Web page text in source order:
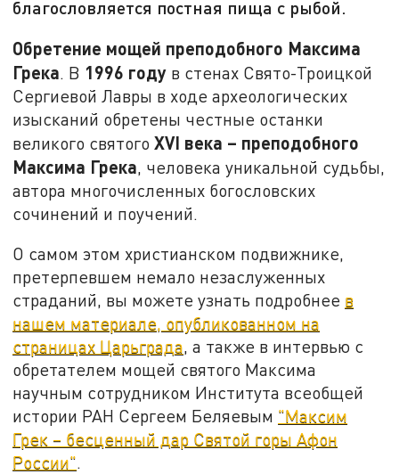
благословляется постная пища с рыбой.
Обретение мощей преподобного Максима
Грека. В 1996 году в стенах Свято-Троицкой
Сергиевой Лавры в ходе археологических
изысканий обретены честные останки
великого святогоXVI века – преподобного
Максима Грека, человека уникальной судьбы,
автора многочисленных богословских
сочинений и поучений.
О самом этом христианском подвижнике,
претерпевшем немало незаслуженных
страданий, вы можете узнать подробнее в
нашем материале, опубликованном на
страницах Царьграда, а также в интервью с
обретателем мощей святого Максима
научным сотрудником Института всеобщей
истории РАН Сергеем Беляевым "Максим
Грек – бесценный дар Святой горы Афон
России".